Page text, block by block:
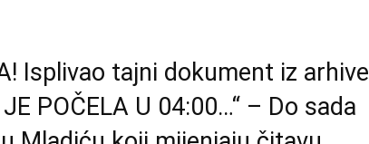
Isplivao tajni dokument iz arhive
POČELA U 04:00…“ – Do sada